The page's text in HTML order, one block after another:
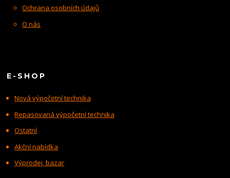
Ochrana osobních údajů
O nás
E-SHOP
Nová výpočetní technika
Repasovaná výpočetní technika
Ostatní
Akční nabídka
Výprodej, bazar